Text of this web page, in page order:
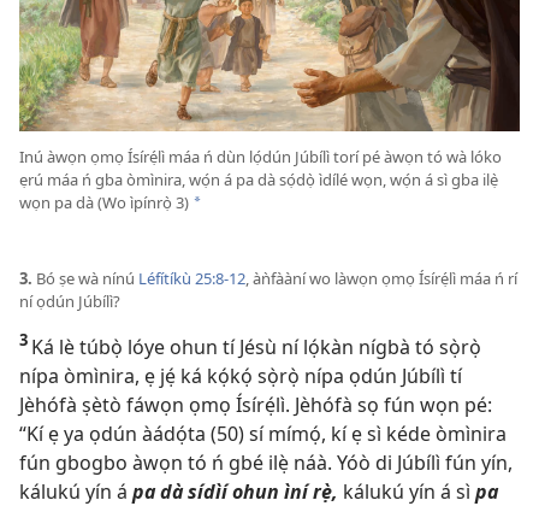
Inú àwọn ọmọ Ísírẹ́lì máa ń dùn lọ́dún Júbílì torí pé àwọn tó wà lóko
ẹrú máa ń gba òmìnira, wọ́n á pa dà sọ́dọ̀ ìdílé wọn, wọ́n á sì gba ilẹ̀
wọn pa dà (Wo ìpínrọ̀ 3) *
3. Bó ṣe wà nínú Léfítíkù 25:​8-12, àǹfààní wo làwọn ọmọ Ísírẹ́lì máa ń rí
ní ọdún Júbílì?
3 Ká lè túbọ̀ lóye ohun tí Jésù ní lọ́kàn nígbà tó sọ̀rọ̀
nípa òmìnira, ẹ jẹ́ ká kọ́kọ́ sọ̀rọ̀ nípa ọdún Júbílì tí
Jèhófà ṣètò fáwọn ọmọ Ísírẹ́lì. Jèhófà sọ fún wọn pé:
“Kí ẹ ya ọdún àádọ́ta (50) sí mímọ́, kí ẹ sì kéde òmìnira
fún gbogbo àwọn tó ń gbé ilẹ̀ náà. Yóò di Júbílì fún yín,
kálukú yín á pa dà sídìí ohun ìní rẹ̀, kálukú yín á sì pa